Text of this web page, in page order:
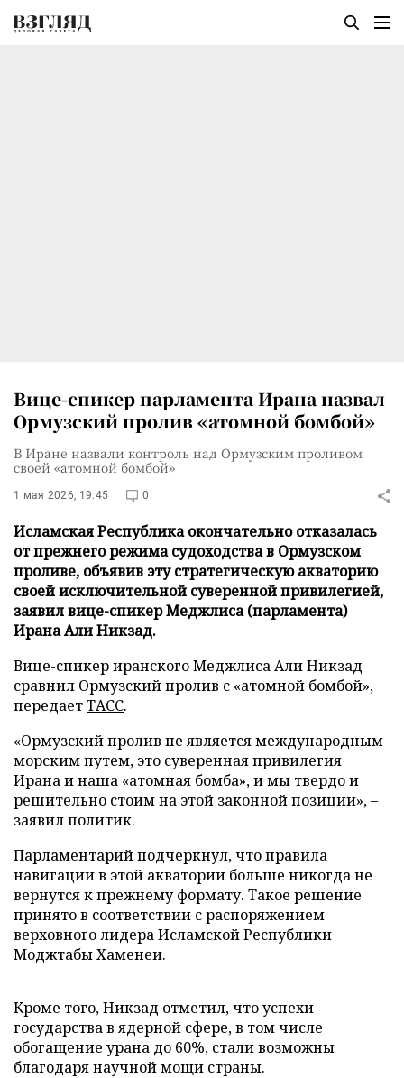
Вице-спикер парламента Ирана назвал
Ормузский пролив «атомной бомбой»
В Иране назвали контроль над Ормузским проливом
своей «атомной бомбой»
1 мая 2026, 19:45 0
Исламская Республика окончательно отказалась
от прежнего режима судоходства в Ормузском
проливе, объявив эту стратегическую акваторию
своей исключительной суверенной привилегией,
заявил вице-спикер Меджлиса (парламента)
Ирана Али Никзад.
Вице-спикер иранского Меджлиса Али Никзад
сравнил Ормузский пролив с «атомной бомбой»,
передаетТАСС.
«Ормузский пролив не является международным
морским путем, это суверенная привилегия
Ирана и наша «атомная бомба», и мы твердо и
решительно стоим на этой законной позиции», –
заявил политик.
Парламентарий подчеркнул, что правила
навигации в этой акватории больше никогда не
вернутся к прежнему формату. Такое решение
принято в соответствии с распоряжением
верховного лидера Исламской Республики
Моджтабы Хаменеи.
Кроме того, Никзад отметил, что успехи
государства в ядерной сфере, в том числе
обогащение урана до 60%, стали возможны
благодаря научной мощи страны.